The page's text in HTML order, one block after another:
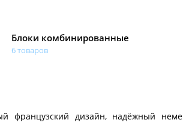
Блоки комбинированные
6 товаров
французский дизайн, надёжный